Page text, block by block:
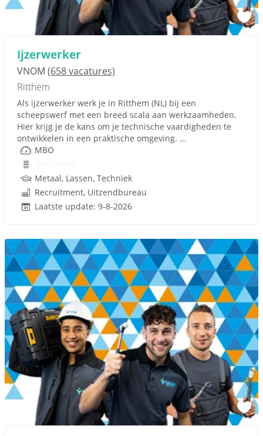
Ijzerwerker
VNOM (658 vacatures)
Ritthem
Als ijzerwerker werk je in Ritthem (NL) bij een
scheepswerf met een breed scala aan werkzaamheden.
Hier krijg je de kans om je technische vaardigheden te
ontwikkelen in een praktische omgeving. ...
MBO
Metaal, Lassen, Techniek
Recruitment, Uitzendbureau
Laatste update: 9-8-2026